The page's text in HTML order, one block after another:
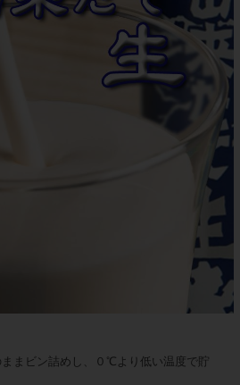
まビン詰めし、０℃より低い温度で貯